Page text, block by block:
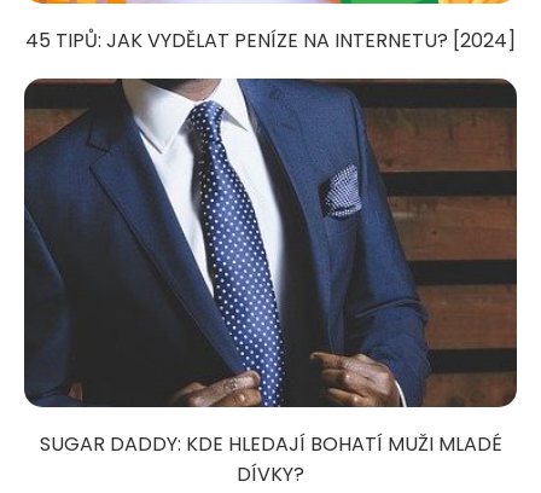
45 TIPŮ: JAK VYDĚLAT PENÍZE NA INTERNETU? [2024]
SUGAR DADDY: KDE HLEDAJÍ BOHATÍ MUŽI MLADÉ
DÍVKY?